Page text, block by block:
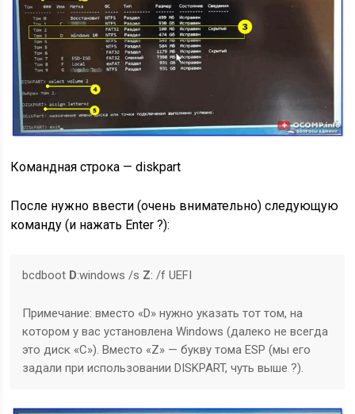
Командная строка — diskpart
После нужно ввести (очень внимательно) следующую
команду (и нажать Enter ?):
bcdboot D:windows /s Z: /f UEFI
Примечание: вместо «D» нужно указать тот том, на
котором у вас установлена Windows (далеко не всегда
это диск «C»). Вместо «Z» — букву тома ESP (мы его
задали при использовании DISKPART, чуть выше ?).